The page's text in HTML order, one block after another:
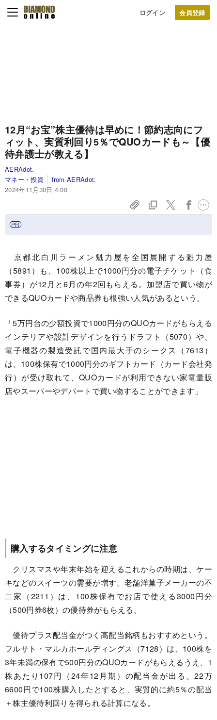
ログイン
12月“お宝”株主優待は早めに！節約志向にフ
ィット、実質利回り5％でQUOカードも～【優
待弁護士が教える】
AERAdot.
マネー・投資
from AERAdot.
2024年11月30日 4:00
京都北白川ラーメン魁力屋を全国展開する魁力屋
（5891）も、100株以上で1000円分の電子チケット（食
事券）が12月と6月の年2回もらえる。加盟店で買い物が
できるQUOカードや商品券も根強い人気があるという。
「5万円台の少額投資で1000円分のQUOカードがもらえる
インテリアや設計デザインを行うドラフト（5070）や、
電子機器の製造受託で国内最大手のシークス（7613）
は、100株保有で1000円分のギフトカード（カード会社発
行）が受け取れて、QUOカードが利用できない家電量販
店やスーパーやデパートで買い物することができます」
購入するタイミングに注意
クリスマスや年末年始を迎えるこれからの時期は、ケー
キなどのスイーツの需要が増す。老舗洋菓子メーカーの不
二家（2211）は、100株保有でお店で使える3000円分
（500円券6枚）の優待券がもらえる。
優待プラス配当金がつく高配当銘柄もおすすめという。
フルサト・マルカホールディングス（7128）は、100株を
3年未満の保有で500円分のQUOカードがもらえるうえ、1
株あたり107円（24年12月期）の配当金が出る。22万
6600円で100株購入したとすると、実質的に約5％の配当
＋株主優待利回りを得られる計算になる。